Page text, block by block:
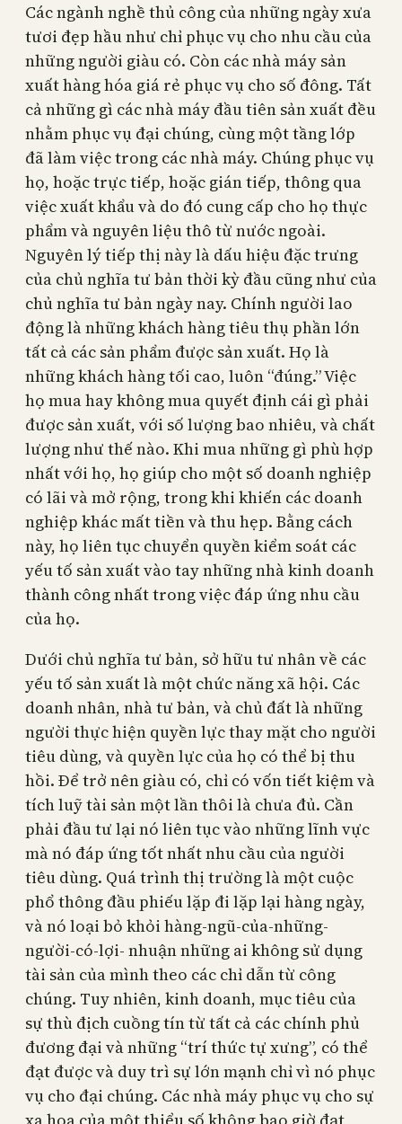
Các ngành nghề thủ công của những ngày xưa
tươi đẹp hầu như chỉ phục vụ cho nhu cầu của
những người giàu có. Còn các nhà máy sản
xuất hàng hóa giá rẻ phục vụ cho số đông. Tất
cả những gì các nhà máy đầu tiên sản xuất đều
nhằm phục vụ đại chúng, cùng một tầng lớp
đã làm việc trong các nhà máy. Chúng phục vụ
họ, hoặc trực tiếp, hoặc gián tiếp, thông qua
việc xuất khẩu và do đó cung cấp cho họ thực
phẩm và nguyên liệu thô từ nước ngoài.
Nguyên lý tiếp thị này là dấu hiệu đặc trưng
của chủ nghĩa tư bản thời kỳ đầu cũng như của
chủ nghĩa tư bản ngày nay. Chính người lao
động là những khách hàng tiêu thụ phần lớn
tất cả các sản phẩm được sản xuất. Họ là
những khách hàng tối cao, luôn “đúng.” Việc
họ mua hay không mua quyết định cái gì phải
được sản xuất, với số lượng bao nhiêu, và chất
lượng như thế nào. Khi mua những gì phù hợp
nhất với họ, họ giúp cho một số doanh nghiệp
có lãi và mở rộng, trong khi khiến các doanh
nghiệp khác mất tiền và thu hẹp. Bằng cách
này, họ liên tục chuyển quyền kiểm soát các
yếu tố sản xuất vào tay những nhà kinh doanh
thành công nhất trong việc đáp ứng nhu cầu
của họ.
Dưới chủ nghĩa tư bản, sở hữu tư nhân về các
yếu tố sản xuất là một chức năng xã hội. Các
doanh nhân, nhà tư bản, và chủ đất là những
người thực hiện quyền lực thay mặt cho người
tiêu dùng, và quyền lực của họ có thể bị thu
hồi. Để trở nên giàu có, chỉ có vốn tiết kiệm và
tích luỹ tài sản một lần thôi là chưa đủ. Cần
phải đầu tư lại nó liên tục vào những lĩnh vực
mà nó đáp ứng tốt nhất nhu cầu của người
tiêu dùng. Quá trình thị trường là một cuộc
phổ thông đầu phiếu lặp đi lặp lại hàng ngày,
và nó loại bỏ khỏi hàng-ngũ-của-những-
người-có-lợi- nhuận những ai không sử dụng
tài sản của mình theo các chỉ dẫn từ công
chúng. Tuy nhiên, kinh doanh, mục tiêu của
sự thù địch cuồng tín từ tất cả các chính phủ
đương đại và những “trí thức tự xưng”, có thể
đạt được và duy trì sự lớn mạnh chỉ vì nó phục
vụ cho đại chúng. Các nhà máy phục vụ cho sự